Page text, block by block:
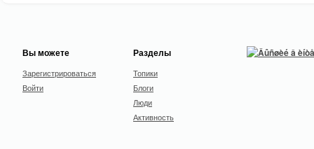
Вы можете
Зарегистрироваться
Войти
Разделы
Топики
Блоги
Люди
Активность